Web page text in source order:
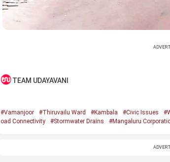
TEAM UDAYAVANI
#Vamanjoor #Thiruvailu Ward #Kambala #Civic Issues
oad Connectivity
#Stormwater Drains #Mangaluru